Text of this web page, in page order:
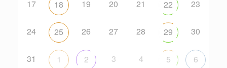
17 18 19 20 21 22 23
24 25 26 27 28 29 30
31 1 2 3 4 5 6